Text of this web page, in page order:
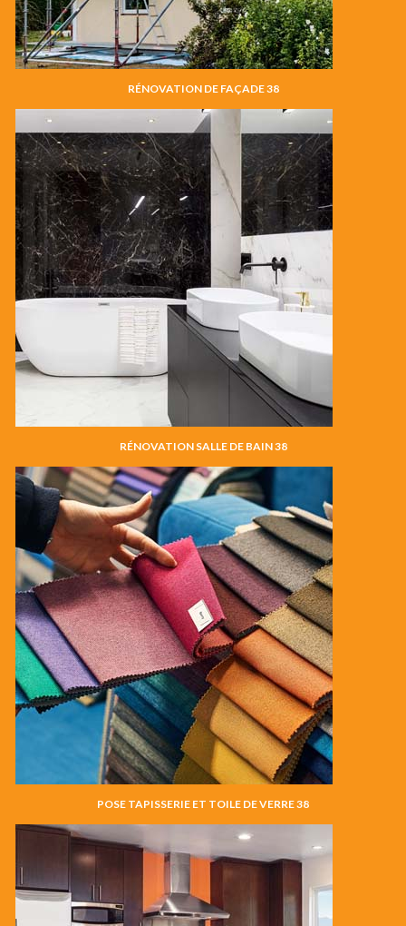
RÉNOVATION DE FAÇADE 38
RÉNOVATION SALLE DE BAIN 38
POSE TAPISSERIE ET TOILE DE VERRE 38